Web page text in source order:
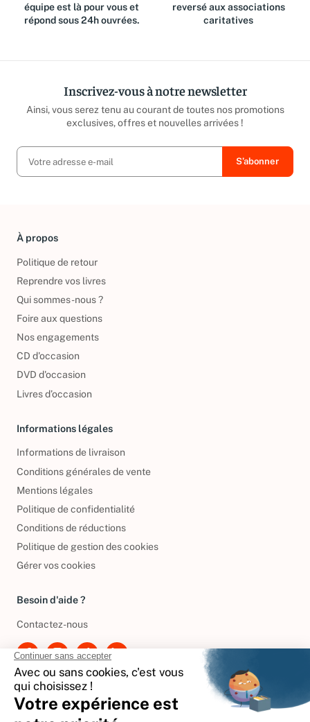
équipe est là pour vous et
répond sous 24h ouvrées.
reversé aux associations
caritatives
Inscrivez-vous à notre newsletter
Ainsi, vous serez tenu au courant de toutes nos promotions
exclusives, offres et nouvelles arrivées !
À propos
Politique de retour
Reprendre vos livres
Qui sommes-nous ?
Foire aux questions
Nos engagements
CD d'occasion
DVD d'occasion
Livres d’occasion
Informations légales
Informations de livraison
Conditions générales de vente
Mentions légales
Politique de confidentialité
Conditions de réductions
Politique de gestion des cookies
Gérer vos cookies
Besoin d'aide ?
Contactez-nous
International
🇪🇸Espagne